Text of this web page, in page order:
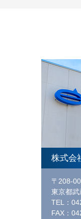
株式会
〒208-
東京都
TEL：
FAX：